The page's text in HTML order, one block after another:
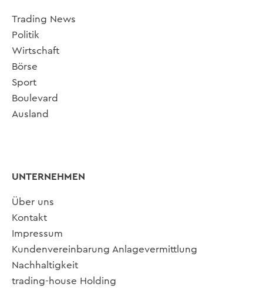
Trading News
Politik
Wirtschaft
Börse
Sport
Boulevard
Ausland
UNTERNEHMEN
Über uns
Kontakt
Impressum
Kundenvereinbarung Anlagevermittlung
Nachhaltigkeit
trading-house Holding